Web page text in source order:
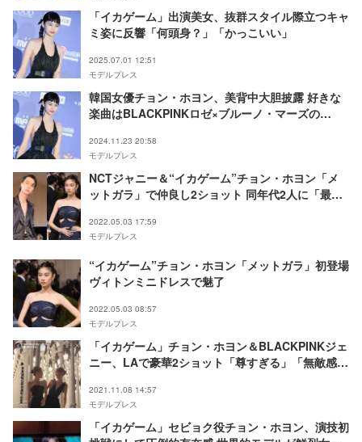
「イカゲーム」出演美女、抜群スタイル際立つキャ
ミ姿に反響「何頭身？」「かっこいい」
2025.07.01 12:51
モデルプレス
韓国女優チョン・ホヨン、美背中大胆披露 好きな
楽曲はBLACKPINKロゼ×ブルーノ・マーズの
AWARDS DAY2】
2024.11.23 20:58
モデルプレス
NCTジャニー＆“イカゲーム”チョン・ホヨン「メ
ットガラ」で仲良し2ショット 同年代2人に「最
2022.05.03 17:59
モデルプレス
“イカゲーム”チョン・ホヨン「メットガラ」初登場
ヴィトンミニドレスで魅了
2022.05.03 08:57
モデルプレス
「イカゲーム」チョン・ホヨン＆BLACKPINKジェ
ニー、LAで豪華2ショット「尊すぎる」「無敵感が
2021.11.08 14:57
モデルプレス
「イカゲーム」セビョク役チョン・ホヨン、演技初